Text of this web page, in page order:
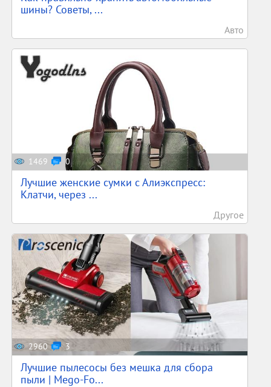
шины? Советы, ...
Авто
1469 0
Лучшие женские сумки с Алиэкспресс:
Клатчи, через ...
Другое
2960 3
Лучшие пылесосы без мешка для сбора
пыли | Mego-Fo...